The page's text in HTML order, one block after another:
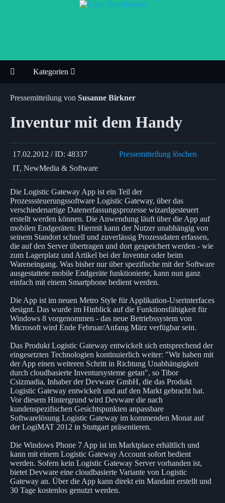
Kategorien
Pressemitteilung von Susanne Birkner
Inventur mit dem Handy
17.02.2012 / ID: 48337
Pressemitteilung löschen
IT, NewMedia & Software
Die Logistic Gateway App ist ein Teil der
Prozesssteuerungssoftware Logistic Gateway, über das
verschiedenartige Datenerfassungsprozesse wizardgesteuert
erstellt werden können. Die Anwendung läuft über die App auf
mobilen Endgeräten: Hiermit kann der Nutzer unabhängig von
seinem Standort schnell und zuverlässig Prozessdaten erfassen,
die auf den Server übertragen und dort gespeichert werden - wie
zum Lagerplatz und Artikel bei der Inventur oder beim
Wareneingang. Was bisher nur über spezifische mit der Software
ausgestattete mobile Endgeräte funktionierte, kann nun ganz
einfach mit einem Smartphone bedient werden.
Die App ist im neuen Metro Style für Applikation-Userinterfaces
designt. Das wurde im Hinblick auf die Funktionsfähigkeit für
Windows 8 vorgenommen - das neue Betriebssystem von
Microsoft wird Ende Februar/Anfang März verfügbar sein.
Das Produkt Logistic Gateway entwickelt sich entsprechend der
eingesetzten Technologien kontinuierlich weiter: "Wir haben mit
der App einen weiteren Schritt in Richtung Unabhängigkeit
durch cloudbasierte Inventursysteme getan", so Tibor
Csizmadia, Inhaber der Devware GmbH, die das Produkt
Logistic Gateway entwickelt und auf den Markt gebracht hat.
Vor diesem Hintergrund wird Devware die nach
kundenspezifischen Gesichtspunkten anpassbare
Softwarelösung Logistic Gateway im kommenden Monat auf
der LogiMAT 2012 in Stuttgart präsentieren.
Die Windows Phone 7 App ist im Marktplace erhältlich und
kann mit einem Logistic Gateway Account sofort bedient
werden. Sofern kein Logistic Gateway Server vorhanden ist,
bietet Devware eine cloudbasierte Variante von Logistic
Gateway an. Über die App kann direkt ein Mandant erstellt und
30 Tage kostenlos genutzt werden.